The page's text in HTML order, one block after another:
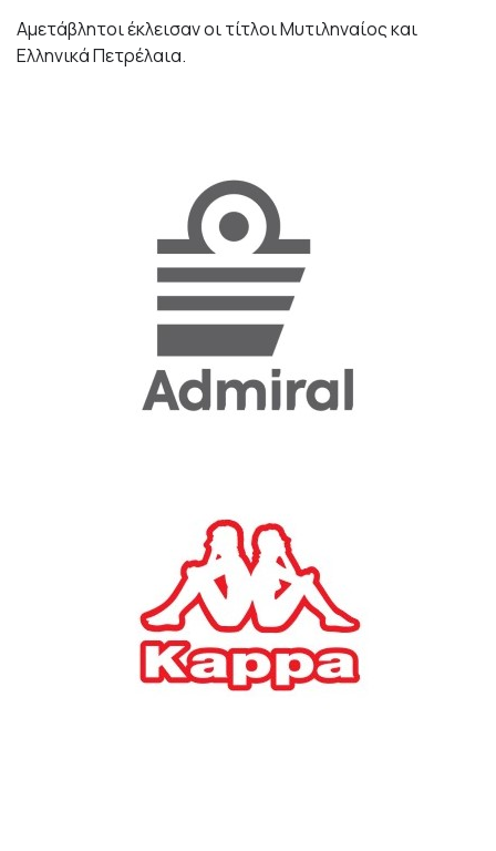
Αμετάβλητοι έκλεισαν οι τίτλοι Μυτιληναίος και
Ελληνικά Πετρέλαια.